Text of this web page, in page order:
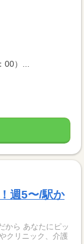
）...
週5〜/駅か
から あなたにピッ